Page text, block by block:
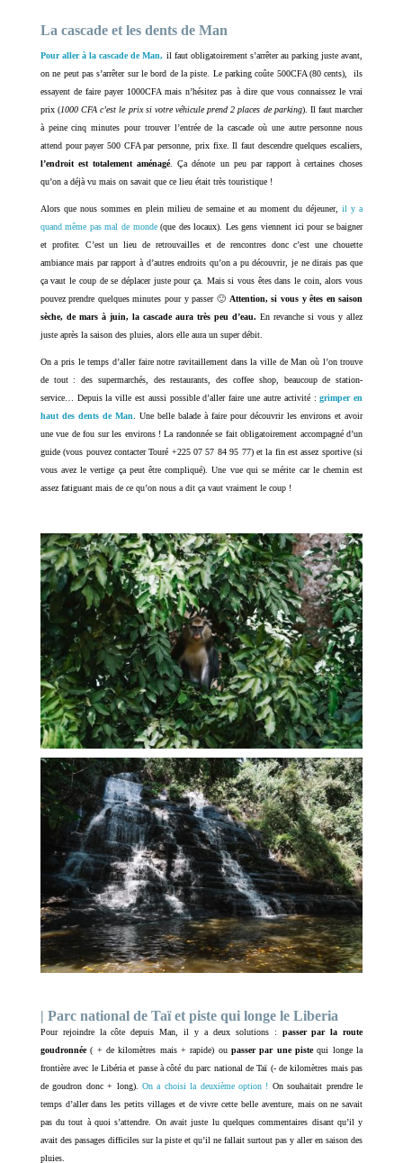
La cascade et les dents de Man
Pour aller à la cascade de Man, il faut obligatoirement s’arrêter au parking juste avant,
on ne peut pas s’arrêter sur le bord de la piste. Le parking coûte 500CFA (80 cents), ils
essayent de faire payer 1000CFA mais n’hésitez pas à dire que vous connaissez le vrai
prix (1000 CFA c’est le prix si votre véhicule prend 2 places de parking). Il faut marcher
à peine cinq minutes pour trouver l’entrée de la cascade où une autre personne nous
attend pour payer 500 CFA par personne, prix fixe. Il faut descendre quelques escaliers,
l’endroit est totalement aménagé. Ça dénote un peu par rapport à certaines choses
qu’on a déjà vu mais on savait que ce lieu était très touristique !
Alors que nous sommes en plein milieu de semaine et au moment du déjeuner,il y a
quand même pas mal de monde(que des locaux). Les gens viennent ici pour se baigner
et profiter. C’est un lieu de retrouvailles et de rencontres donc c’est une chouette
ambiance mais par rapport à d’autres endroits qu’on a pu découvrir, je ne dirais pas que
ça vaut le coup de se déplacer juste pour ça. Mais si vous êtes dans le coin, alors vous
pouvez prendre quelques minutes pour y passer 🙂 Attention, si vous y êtes en saison
sèche, de mars à juin, la cascade aura très peu d’eau. En revanche si vous y allez
juste après la saison des pluies, alors elle aura un super débit.
On a pris le temps d’aller faire notre ravitaillement dans la ville de Man où l’on trouve
de tout : des supermarchés, des restaurants, des coffee shop, beaucoup de station-
service… Depuis la ville est aussi possible d’aller faire une autre activité :grimper en
haut des dents de Man. Une belle balade à faire pour découvrir les environs et avoir
une vue de fou sur les environs ! La randonnée se fait obligatoirement accompagné d’un
guide (vous pouvez contacter Touré +225 07 57 84 95 77) et la fin est assez sportive (si
vous avez le vertige ça peut être compliqué). Une vue qui se mérite car le chemin est
assez fatiguant mais de ce qu’on nous a dit ça vaut vraiment le coup !
| Parc national de Taï et piste qui longe le Liberia
Pour rejoindre la côte depuis Man, il y a deux solutions : passer par la route
goudronnée( + de kilomètres mais + rapide) oupasser par une pistequi longe la
frontière avec le Libéria et passe à côté du parc national de Taï (- de kilomètres mais pas
de goudron donc + long). On a choisi la deuxième option ! On souhaitait prendre le
temps d’aller dans les petits villages et de vivre cette belle aventure, mais on ne savait
pas du tout à quoi s’attendre. On avait juste lu quelques commentaires disant qu’il y
avait des passages difficiles sur la piste et qu’il ne fallait surtout pas y aller en saison des
pluies.